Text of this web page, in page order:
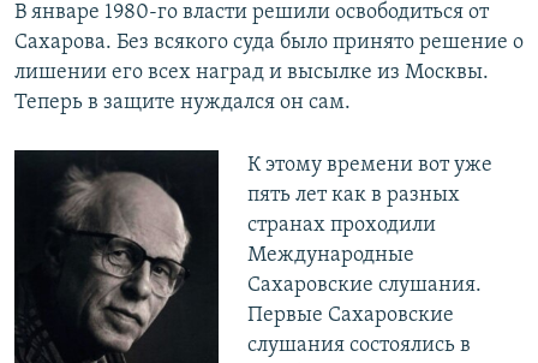
В январе 1980-го власти решили освободиться от
Сахарова. Без всякого суда было принято решение о
лишении его всех наград и высылке из Москвы.
Теперь в защите нуждался он сам.
К этому времени вот уже
пять лет как в разных
странах проходили
Международные
Сахаровские слушания.
Первые Сахаровские
слушания состоялись в